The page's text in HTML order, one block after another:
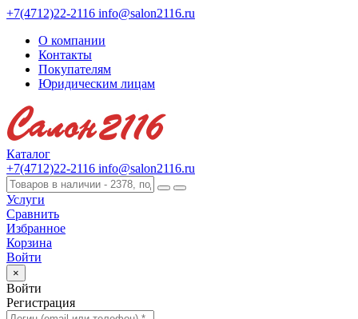
+7(4712)22-2116 info@salon2116.ru
О компании
Контакты
Покупателям
Юридическим лицам
Каталог
+7(4712)22-2116 info@salon2116.ru
Услуги
Сравнить
Избранное
Корзина
Войти
×
Войти
Регистрация